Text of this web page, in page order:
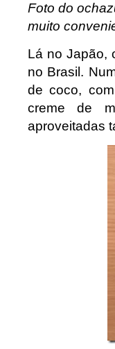
Foto do
muito
Lá no Japão,
no Brasil.
de coco,
creme de
aproveitadas